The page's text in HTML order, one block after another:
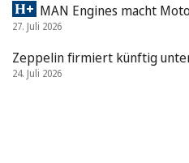
MAN Engines macht
27. Juli 2026
Zeppelin firmiert künftig
24. Juli 2026